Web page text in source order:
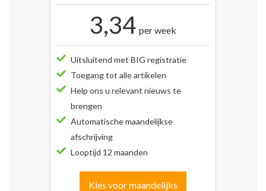
3,34 per week
Uitsluitend met BIG registratie
Toegang tot alle artikelen
Help ons u relevant nieuws te
brengen
Automatische maandelijkse
afschrijving
Looptijd 12 maanden
Kies voor maandelijks